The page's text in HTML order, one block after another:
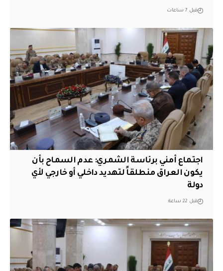
قبل 7 ساعات
اجتماع أمني برئاسة الشمري: عدم السماح بأن
يكون العراق منطلقاً لتهديد داخلي أو خارجي لأي
دولة
قبل 22 ساعة